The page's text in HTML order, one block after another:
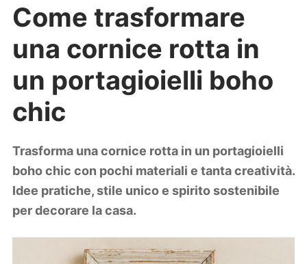
News
Cinema e TV
Casa & Giardino
Arredamento
Piante e fiori
DIY
Lifestyle
Viaggi
Come trasformare
una cornice rotta in
un portagioielli boho
chic
Trasforma una cornice rotta in un portagioielli
boho chic con pochi materiali e tanta creatività.
Idee pratiche, stile unico e spirito sostenibile
per decorare la casa.